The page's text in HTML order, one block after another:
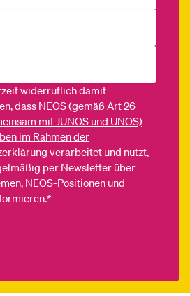
widerruflich damit
dass NEOS (gemäß Art 26
mit JUNOS und UNOS)
im Rahmen der
verarbeitet und nutzt,
per Newsletter über
NEOS-Positionen und